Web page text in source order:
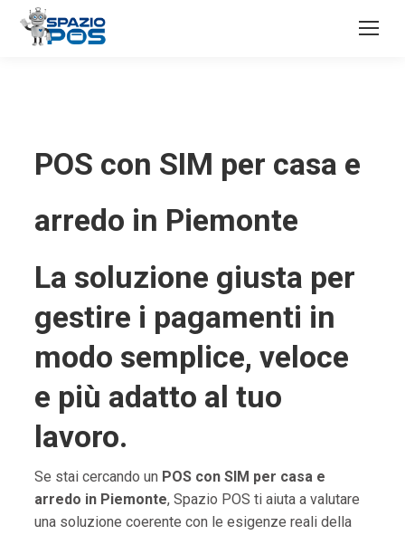
POS con SIM per casa e
arredo in Piemonte
La soluzione giusta per
gestire i pagamenti in
modo semplice, veloce
e più adatto al tuo
lavoro.
Se stai cercando un POS con SIM per casa e
arredo in Piemonte, Spazio POS ti aiuta a valutare
una soluzione coerente con le esigenze reali della